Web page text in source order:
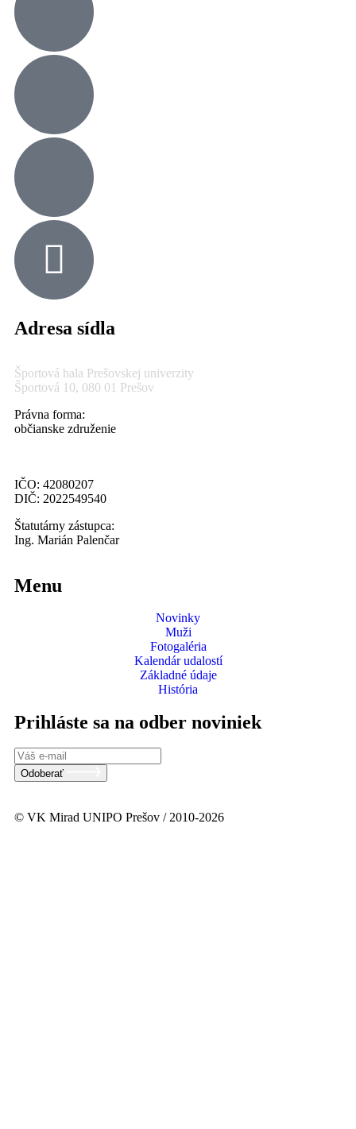
Adresa sídla
Športová hala Prešovskej univerzity
Športová 10, 080 01 Prešov
Právna forma:
občianske združenie
IČO: 42080207
DIČ: 2022549540
Štatutárny zástupca:
Ing. Marián Palenčar
Menu
Novinky
Muži
Fotogaléria
Kalendár udalostí
Základné údaje
História
Prihláste sa na odber noviniek
Odoberať
© VK Mirad UNIPO Prešov / 2010-2026